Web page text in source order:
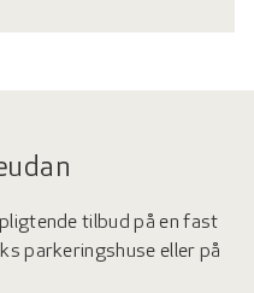
tilbud på en fast
parkeringshuse eller på